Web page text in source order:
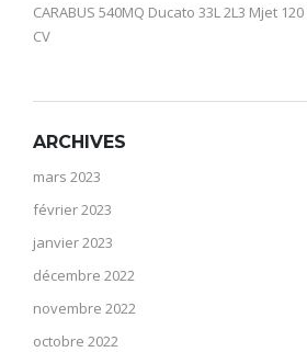
CARABUS 540MQ Ducato 33L 2L3 Mjet 120
CV
ARCHIVES
mars 2023
février 2023
janvier 2023
décembre 2022
novembre 2022
octobre 2022